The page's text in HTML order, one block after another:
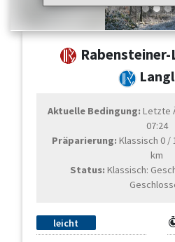
Aktuelle Bedingung: Letzte
07:24
Präparierung: Klassisch 0 /
km
Status: Klassisch:
leicht